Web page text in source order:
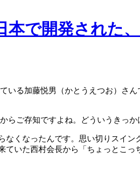
いる加藤悦男（かとうえつお）さ
ご存知ですよね。どういうきっか
くなったんです。思い切りスイン
いた西村会長から「ちょっとこっ